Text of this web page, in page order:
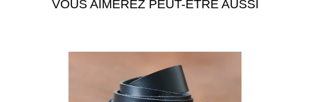
VOUS AIMEREZ PEUT-ÊTRE AUSSI